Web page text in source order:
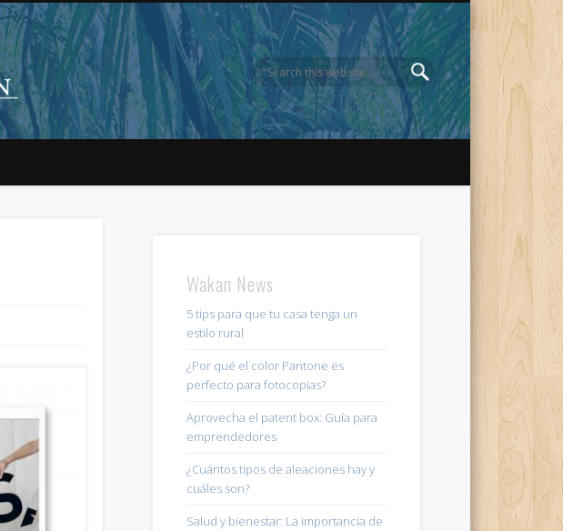
Wakan News
5 tips para que tu casa tenga un
estilo rural
¿Por qué el color Pantone es
perfecto para fotocopias?
Aprovecha el patent box: Guía para
emprendedores
¿Cuántos tipos de aleaciones hay y
cuáles son?
Salud y bienestar: La importancia de